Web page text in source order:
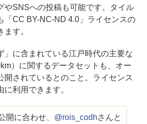
やSNSへの投稿も可能です。タイル
「CC BY-NC-ND 4.0」ライセンスの
す。
に含まれている江戸時代の主要な
）に関するデータセットも、オー
開されているとのこと。ライセンス
利用できます。
開に合わせ、 @rois_codhさんと